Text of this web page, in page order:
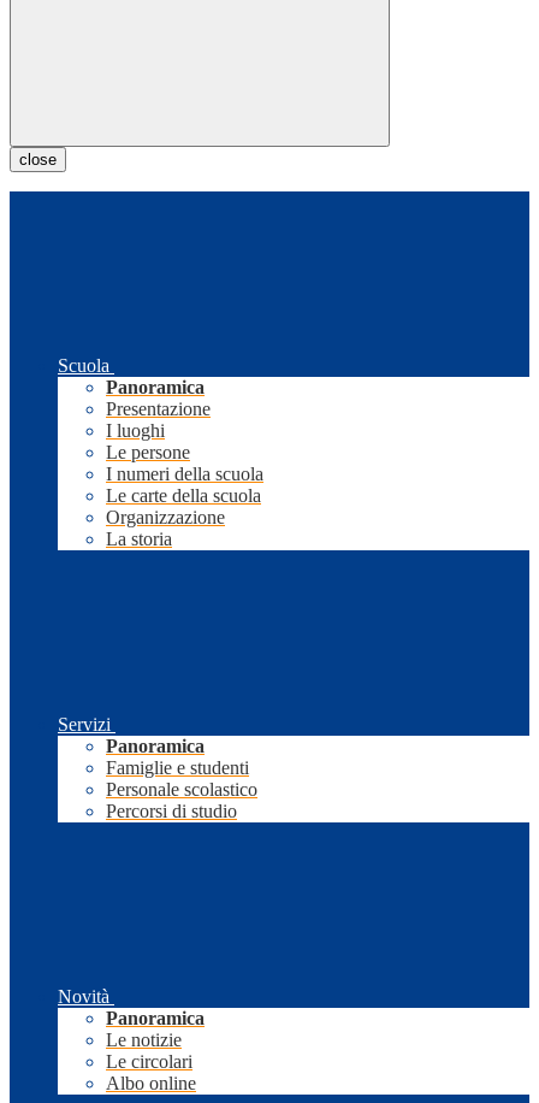
close
Scuola
Panoramica
Presentazione
I luoghi
Le persone
I numeri della scuola
Le carte della scuola
Organizzazione
La storia
Servizi
Panoramica
Famiglie e studenti
Personale scolastico
Percorsi di studio
Novità
Panoramica
Le notizie
Le circolari
Albo online